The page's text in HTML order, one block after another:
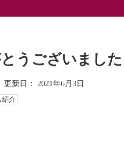
うございました
更新日：
2021年6月3日
紹介